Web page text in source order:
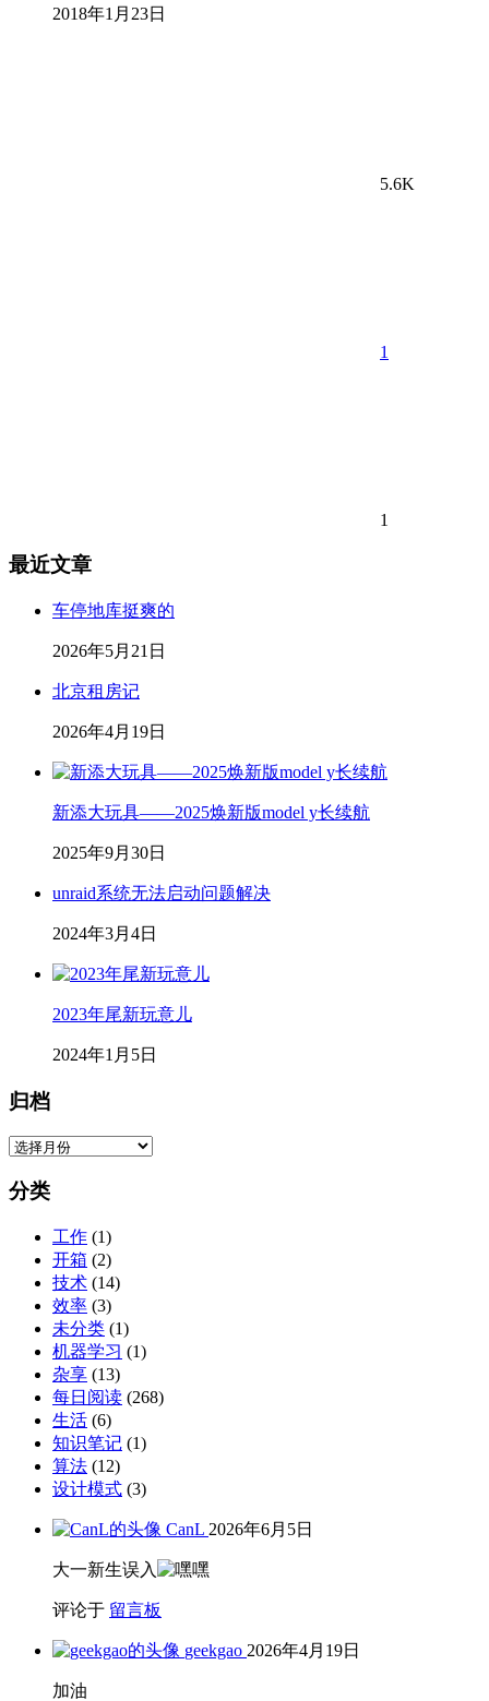
2018年1月23日
5.6K
1
1
最近文章
车停地库挺爽的
2026年5月21日
北京租房记
2026年4月19日
新添大玩具——2025焕新版model y长续航
2025年9月30日
unraid系统无法启动问题解决
2024年3月4日
2023年尾新玩意儿
2024年1月5日
归档
归
分类
工作 (1)
开箱 (2)
技术 (14)
效率 (3)
未分类 (1)
机器学习 (1)
杂享 (13)
每日阅读 (268)
生活 (6)
知识笔记 (1)
算法 (12)
设计模式 (3)
CanL 2026年6月5日
大一新生误入
评论于 留言板
geekgao 2026年4月19日
加油